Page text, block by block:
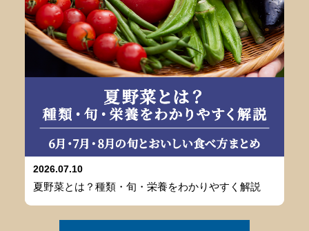
2026.07.10
夏野菜とは？種類・旬・栄養をわかりやすく解説